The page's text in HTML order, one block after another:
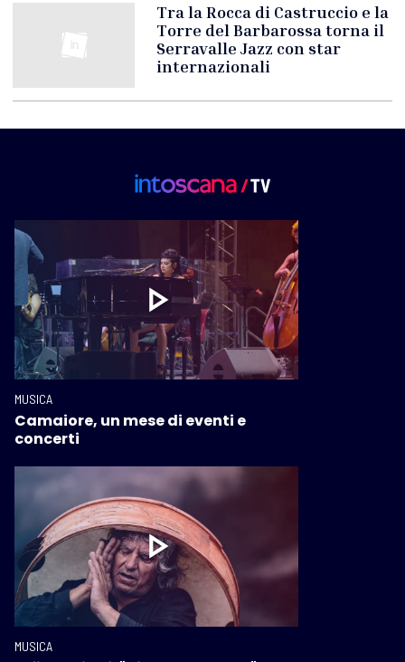
Tra la Rocca di Castruccio e la
Torre del Barbarossa torna il
Serravalle Jazz con star
internazionali
MUSICA
Camaiore, un mese di eventi e
concerti
MUSICA